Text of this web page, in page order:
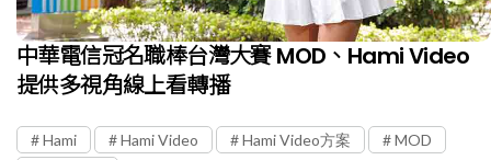
中華電信冠名職棒台灣大賽 MOD、Hami Video
提供多視角線上看轉播
Hami Hami Video Hami Video方案
MOD